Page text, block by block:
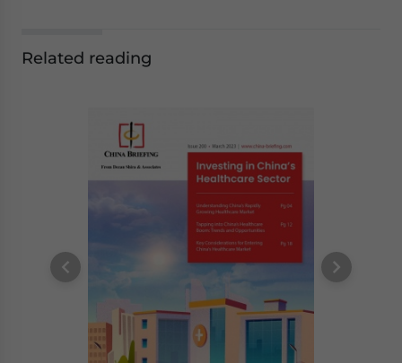
Related reading